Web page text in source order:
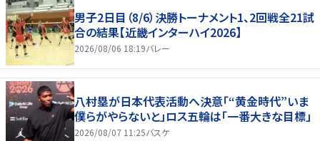
男子2日目（8/6）決勝トーナメント1、2回戦全21試
合の結果【近畿インターハイ2026】
2026/08/06 18:19バレー
八村塁が日本代表活動へ決意「“黄金時代”いま
僕らがやらないと」ロス五輪は「一番大きな目標」
2026/08/07 11:25バスケ